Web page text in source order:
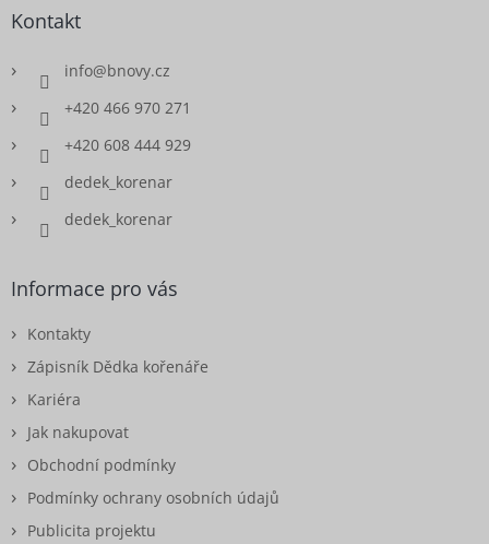
Kontakt
info@bnovy.cz
+420 466 970 271
+420 608 444 929
dedek_korenar
dedek_korenar
Informace pro vás
Kontakty
Zápisník Dědka kořenáře
Kariéra
Jak nakupovat
Obchodní podmínky
Podmínky ochrany osobních údajů
Publicita projektu